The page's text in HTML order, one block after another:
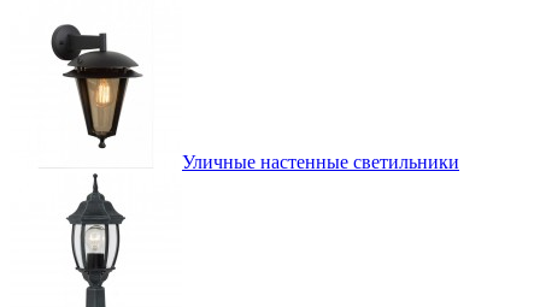
Уличные настенные светильники